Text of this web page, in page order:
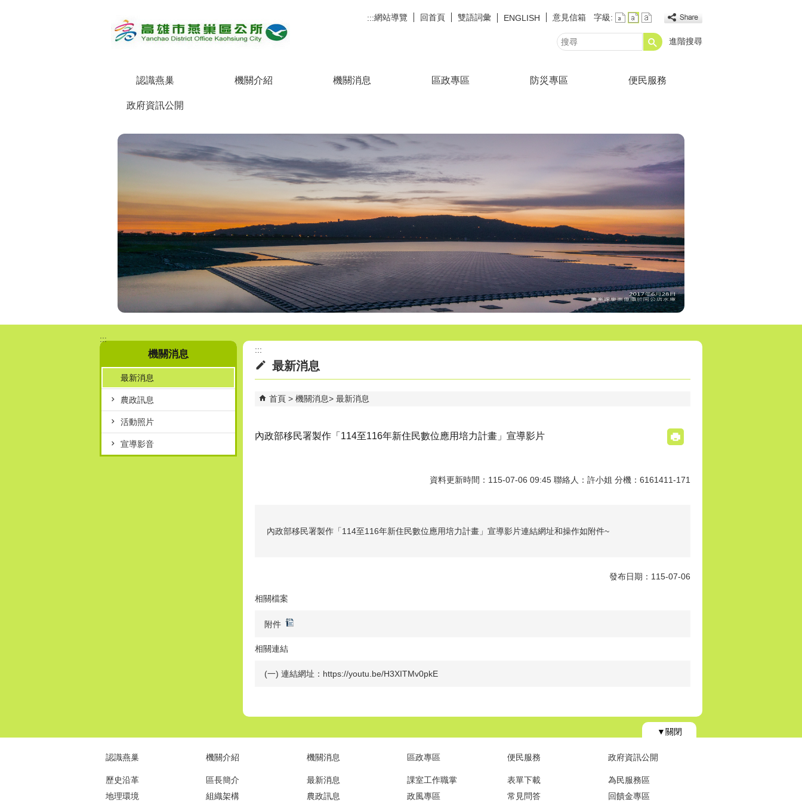
:::網站導覽 回首頁 雙語詞彙 ENGLISH 意見信箱 字級:
搜
進階搜尋
認識燕巢 機關介紹 機關消息 區政專區 防災專區 便民服務
政府資訊公開
:::
機關消息
最新消息
農政訊息
活動照片
宣導影音
:::
最新消息
首頁 機關消息 最新消息
內政部移民署製作「114至116年新住民數位應用培力計畫」宣導影片
資料更新時間：115-07-06 09:45 聯絡人：許小姐 分機：6161411-171
內政部移民署製作「114至116年新住民數位應用培力計畫」宣導影片連結網址和操作如附件~
發布日期：115-07-06
相關檔案
附件
相關連結
(一) 連結網址：https://youtu.be/H3XITMv0pkE
▼關閉
認識燕巢
歷史沿革
地理環境
機關介紹
區長簡介
組織架構
機關消息
最新消息
農政訊息
區政專區
課室工作職掌
政風專區
便民服務
表單下載
常見問答
政府資訊公開
為民服務區
回饋金專區